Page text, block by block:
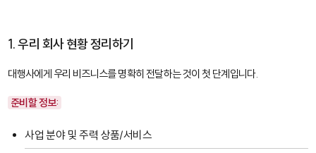
1. 우리 회사 현황 정리하기
대행사에게 우리 비즈니스를 명확히 전달하는 것이 첫 단계입니다.
준비할 정보:
사업 분야 및 주력 상품/서비스